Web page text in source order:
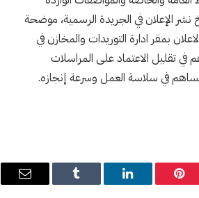
أن التقديم على الممارسة متاح لمدة 10 أيام من تاريخ نشر الإعلان في الجريدة الرسمية، موضحة
بمقر ادارة التوريدات والمخازن في
في تقليل الاعتماد على المراسلات
في سلاسة العمل وسرعة إنجازه.
بينتيريستلينكدإن Tumblr
البريد